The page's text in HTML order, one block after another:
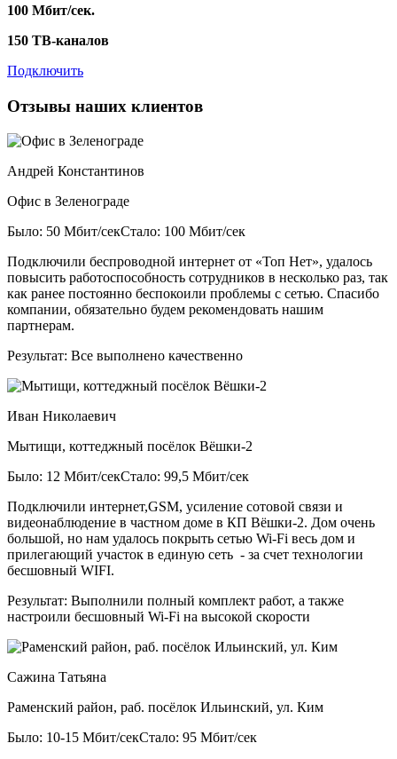
100 Мбит/сек.
150 ТВ-каналов
Подключить
Отзывы наших клиентов
Андрей Константинов
Офис в Зеленограде
Было: 50 Мбит/секСтало: 100 Мбит/сек
Подключили беспроводной интернет от «Топ Нет», удалось
повысить работоспособность сотрудников в несколько раз, так
как ранее постоянно беспокоили проблемы с сетью. Спасибо
компании, обязательно будем рекомендовать нашим
партнерам.
Результат: Все выполнено качественно
Иван Николаевич
Мытищи, коттеджный посёлок Вёшки-2
Было: 12 Мбит/секСтало: 99,5 Мбит/сек
Подключили интернет,GSM, усиление сотовой связи и
видеонаблюдение в частном доме в КП Вёшки-2. Дом очень
большой, но нам удалось покрыть сетью Wi-Fi весь дом и
прилегающий участок в единую сеть - за счет технологии
бесшовный WIFI.
Результат: Выполнили полный комплект работ, а также
настроили бесшовный Wi-Fi на высокой скорости
Сажина Татьяна
Раменский район, раб. посёлок Ильинский, ул. Ким
Было: 10-15 Мбит/секСтало: 95 Мбит/сек